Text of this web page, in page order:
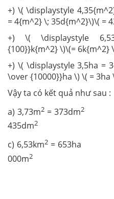
+) \( \displaystyle
= 4{m^2} \; 35d{m^2}\)\(
+) \( \displaystyle
{100}}k{m^2} \)\(= 6k{m^2}
+) \( \displaystyle 3,5ha =
\over {10000}}ha \) \( =
Vậy ta có kết quả như sau :
a) 3,73m2 = 373dm2
435dm2
c) 6,53km2=
000m2